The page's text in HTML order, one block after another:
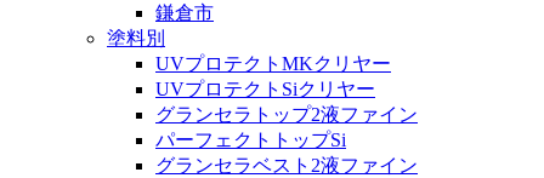
鎌倉市
塗料別
UVプロテクトMKクリヤー
UVプロテクトSiクリヤー
グランセラトップ2液ファイン
パーフェクトトップSi
グランセラベスト2液ファイン